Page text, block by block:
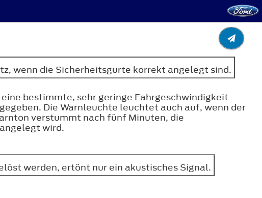
wenn die Sicherheitsgurte korrekt angelegt sind.
bestimmte, sehr geringe Fahrgeschwindigkeit
Die Warnleuchte leuchtet auch auf, wenn der
verstummt nach fünf Minuten, die
wird.
werden, ertönt nur ein akustisches Signal.